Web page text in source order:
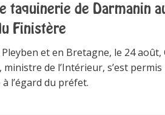
taquinerie de Darmanin
Finistère
Pleyben et en Bretagne, le 24 août,
ministre de l’Intérieur, s’est permis
l’égard du préfet.